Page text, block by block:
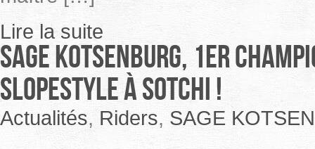
Lire la suite
Sage Kotsenburg, 1er
slopestyle à Sotchi !
Actualités, Riders, SAGE